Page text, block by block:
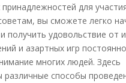
для
вы сможете легко
получить удовольствие от
и азартных игр постоянно
многих людей. Здесь
различные способы